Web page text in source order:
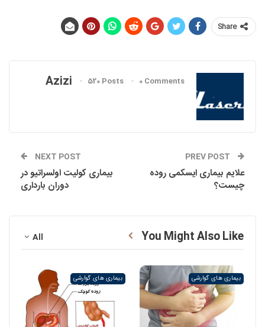
Share
Azizi 520 Posts 0 Comments
علایم بیماری ایسکمی روده
چیست؟
NEXT POST
بیماری کولیت اولسراتیو در
دوران بارداری
All You Might Also Like
بیماری های گوارشی بیماری های گوارشی